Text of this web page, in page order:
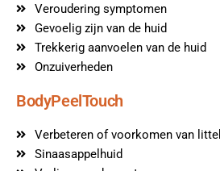
Veroudering symptomen
Gevoelig zijn van de huid
Trekkerig aanvoelen van de huid
Onzuiverheden
BodyPeelTouch
Verbeteren of voorkomen van
Sinaasappelhuid